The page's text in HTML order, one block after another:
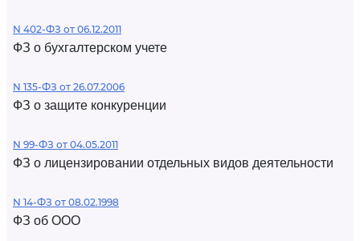
N 402-ФЗ от 06.12.2011
ФЗ о бухгалтерском учете
N 135-ФЗ от 26.07.2006
ФЗ о защите конкуренции
N 99-ФЗ от 04.05.2011
ФЗ о лицензировании отдельных видов деятельности
N 14-ФЗ от 08.02.1998
ФЗ об ООО